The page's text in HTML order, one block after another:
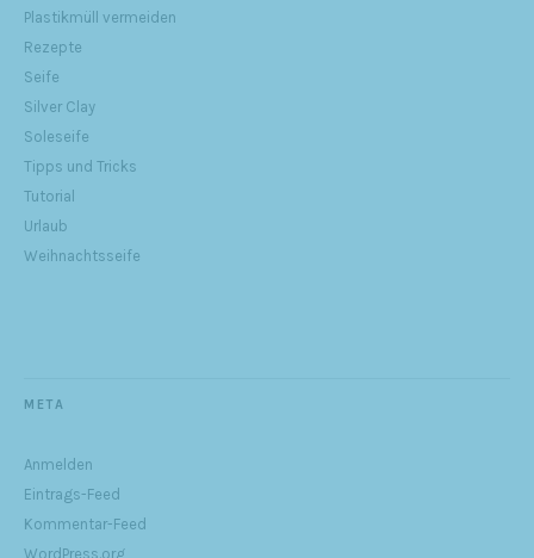
Plastikmüll vermeiden
Rezepte
Seife
Silver Clay
Soleseife
Tipps und Tricks
Tutorial
Urlaub
Weihnachtsseife
META
Anmelden
Eintrags-Feed
Kommentar-Feed
WordPress.org